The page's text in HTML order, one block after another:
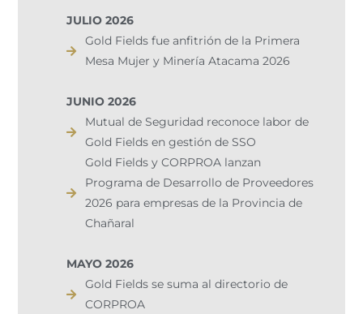
JULIO 2026
Gold Fields fue anfitrión de la Primera
Mesa Mujer y Minería Atacama 2026
JUNIO 2026
Mutual de Seguridad reconoce labor de
Gold Fields en gestión de SSO
Gold Fields y CORPROA lanzan
Programa de Desarrollo de Proveedores
2026 para empresas de la Provincia de
Chañaral
MAYO 2026
Gold Fields se suma al directorio de
CORPROA